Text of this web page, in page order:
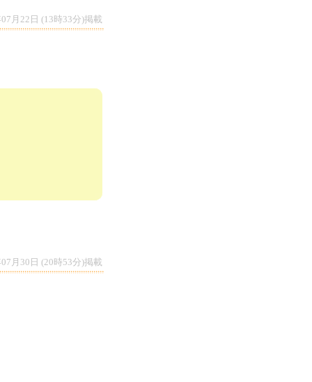
月22日 (13時33分)掲載
月30日 (20時53分)掲載